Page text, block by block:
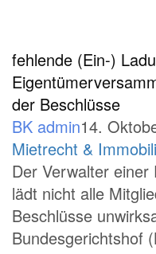
fehlende (Ein-)
der Beschlüsse
BK admin14.
Mietrecht &
Der Verwalter
lädt nicht alle
Beschlüsse
Bundesgerichtshof